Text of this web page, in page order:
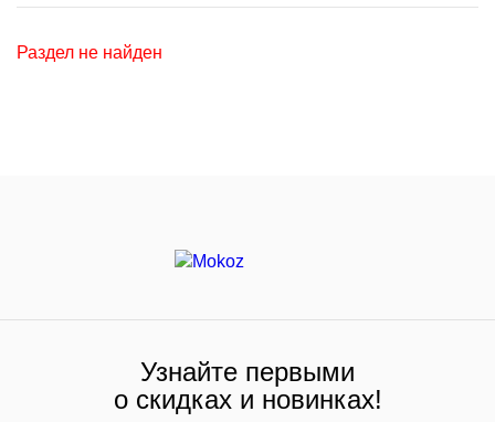
Раздел не найден
Узнайте первыми
о скидках и новинках!